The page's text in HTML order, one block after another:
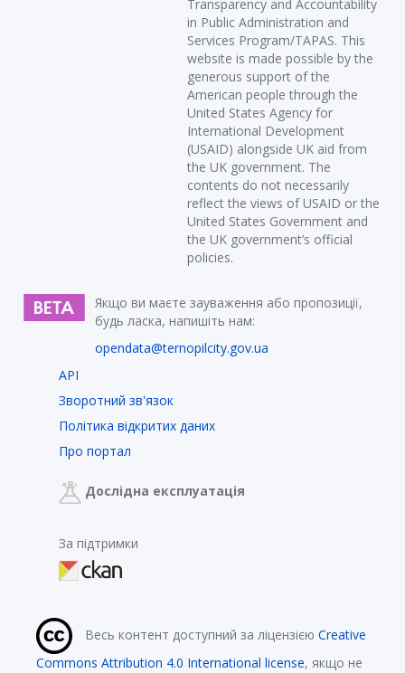
Transparency and Accountability
in Public Administration and
Services Program/TAPAS. This
website is made possible by the
generous support of the
American people through the
United States Agency for
International Development
(USAID) alongside UK aid from
the UK government. The
contents do not necessarily
reflect the views of USAID or the
United States Government and
the UK government’s official
policies.
Якщо ви маєте зауваження або пропозиції,
будь ласка, напишіть нам:
opendata@ternopilcity.gov.ua
API
Зворотний зв'язок
Політика відкритих даних
Про портал
Дослідна експлуатація
За підтримки
Весь контент доступний за ліцензією Creative
Commons Attribution 4.0 International license, якщо не